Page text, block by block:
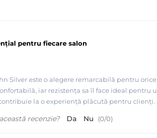
pentru fiecare salon
Silver este o alegere remarcabilă pentru
iar rezistența sa îl face ideal
la o experiență plăcută pentru clienți.
recenzie? Da Nu (0/0)